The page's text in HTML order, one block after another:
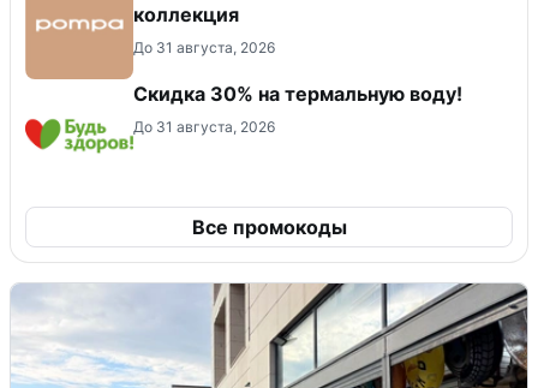
коллекция
До 31 августа, 2026
Скидка 30% на термальную воду!
До 31 августа, 2026
Все промокоды